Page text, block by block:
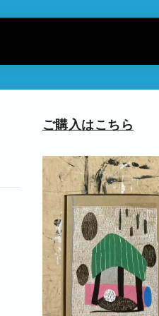
ご購入はこちら